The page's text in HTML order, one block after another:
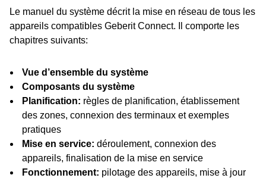
Le manuel du système décrit la mise en réseau de tous les
appareils compatibles Geberit Connect. Il comporte les
chapitres suivants:
Vue d’ensemble du système
Composants du système
Planification: règles de planification, établissement
des zones, connexion des terminaux et exemples
pratiques
Mise en service: déroulement, connexion des
appareils, finalisation de la mise en service
Fonctionnement: pilotage des appareils, mise à jour